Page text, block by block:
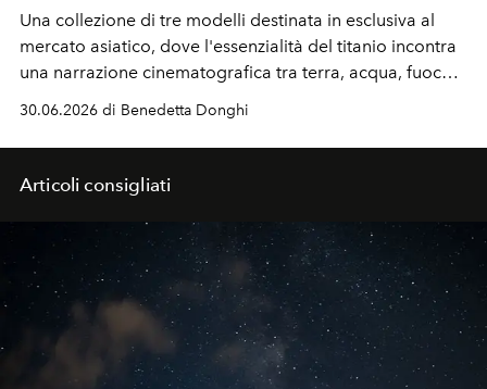
Una collezione di tre modelli destinata in esclusiva al
mercato asiatico, dove l'essenzialità del titanio incontra
una narrazione cinematografica tra terra, acqua, fuoco,
aria e amore firmata dalla regia di
30.06.2026 di Benedetta Donghi
Articoli consigliati